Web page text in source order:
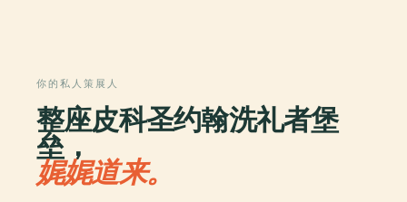
你的私人策展人
整座皮科圣约翰洗礼者堡
垒，
娓娓道来。